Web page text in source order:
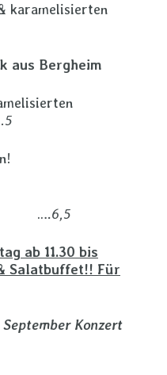
karamelisierten
aus Bergheim
6,5
ab 11.30 bis
Salatbuffet!! Für
Konzert